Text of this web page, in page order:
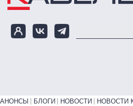
Primary links bottom
АНОНСЫ БЛОГИ НОВОСТИ НОВОСТИ